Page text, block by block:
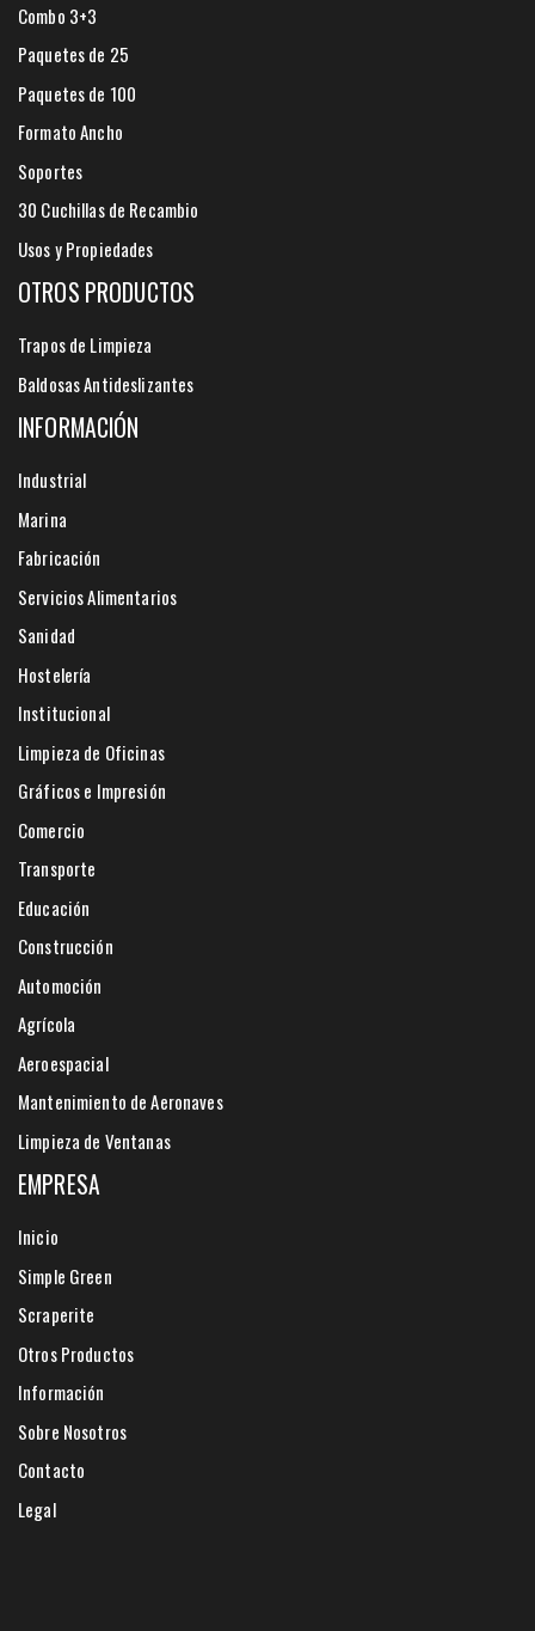
Combo 3+3
Paquetes de 25
Paquetes de 100
Formato Ancho
Soportes
30 Cuchillas de Recambio
Usos y Propiedades
OTROS PRODUCTOS
Trapos de Limpieza
Baldosas Antideslizantes
INFORMACIÓN
Industrial
Marina
Fabricación
Servicios Alimentarios
Sanidad
Hostelería
Institucional
Limpieza de Oficinas
Gráficos e Impresión
Comercio
Transporte
Educación
Construcción
Automoción
Agrícola
Aeroespacial
Mantenimiento de Aeronaves
Limpieza de Ventanas
EMPRESA
Inicio
Simple Green
Scraperite
Otros Productos
Información
Sobre Nosotros
Contacto
Legal